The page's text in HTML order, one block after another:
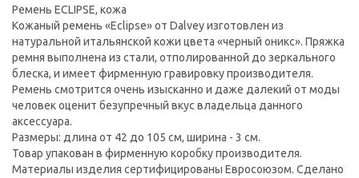
Ремень ECLIPSE, кожа
Кожаный ремень «Eclipse» от Dalvey изготовлен из
натуральной итальянской кожи цвета «черный оникс». Пряжка
ремня выполнена из стали, отполированной до зеркального
блеска, и имеет фирменную гравировку производителя.
Ремень смотрится очень изысканно и даже далекий от моды
человек оценит безупречный вкус владельца данного
аксессуара.
Размеры: длина от 42 до 105 см, ширина - 3 см.
Товар упакован в фирменную коробку производителя.
Материалы изделия сертифицированы Евросоюзом. Сделано